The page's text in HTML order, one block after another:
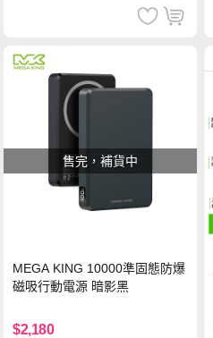
售完，補貨中
MEGA KING 10000準固態防爆
磁吸行動電源 暗影黑
$2,180